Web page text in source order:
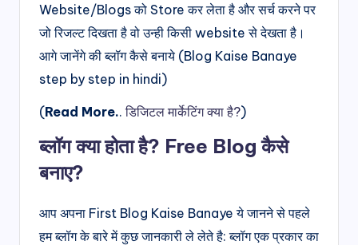
Website/Blogs को Store कर लेता है और सर्च करने पर
जो रिजल्ट दिखता है वो उन्ही किसी website से देखता है।
आगे जानेंगे की ब्लॉग कैसे बनाये (Blog Kaise Banaye
step by step in hindi)
(Read More..डिजिटल मार्केटिंग क्या है?)
ब्लॉग क्या होता है? Free Blog कैसे
बनाए?
आप अपना First Blog Kaise Banaye ये जानने से पहले
हम ब्लॉग के बारे में कुछ जानकारी ले लेते है: ब्लॉग एक प्रकार का